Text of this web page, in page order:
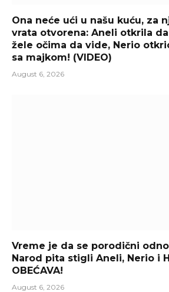
Ona neće ući u našu kuću, za
vrata otvorena: Aneli otkrila
žele očima da vide, Nerio
sa majkom! (VIDEO)
August 6, 2026
Vreme je da se porodični
Narod pita stigli Aneli, Nerio i
OBEĆAVA!
August 6, 2026